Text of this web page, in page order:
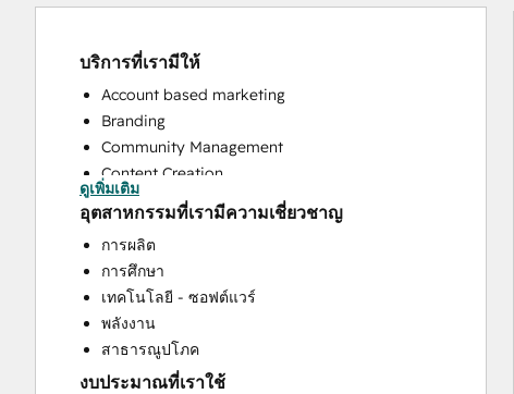
บริการที่เรามีให้
Account based marketing
Branding
Community Management
Content Creation
Conversational Marketing
CRM Implementation
CRM Migration
Custom API Integrations
Customer Marketing
Customer Success Training
Customer Support Training
Customer Survey and Analysis
ดูเพิ่มเติม
อุตสาหกรรมที่เรามีความเชี่ยวชาญ
การผลิต
การศึกษา
เทคโนโลยี - ซอฟต์แวร์
พลังงาน
สาธารณูปโภค
งบประมาณที่เราใช้